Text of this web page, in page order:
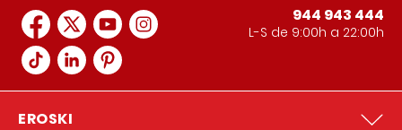
944 943 444
L-S de 9:00h a 22:00h
EROSKI